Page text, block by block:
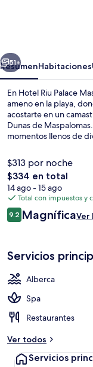
-
Adults
Only
Siguiente
51+
ResumenHabitaciones
En Hotel Riu Palace
ameno en la playa,
acostarte en un
Dunas de
momentos llenos de
restaurantes, y si
un buen lugar. Este
alberca, su gimnasio y
encanta el personal
$313 por noche
El
precio
total
es
de
$334 en total
14 ago - 15 ago
Total con impuestos y
Opiniones
9.29.2 de 10,
MagníficaVer
Servicios
Alberca
Spa
Restaurantes
Ver todos
Servicios